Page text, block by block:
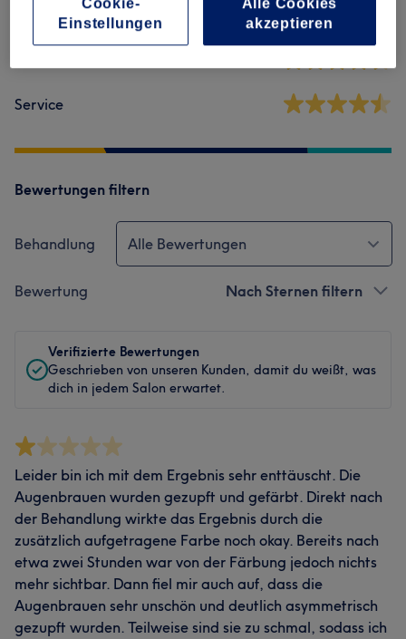
Ambiente
Service
Bewertungen filtern
Behandlung Alle Bewertungen
Bewertung Nach Sternen filtern
Verifizierte Bewertungen
Geschrieben von unseren Kunden, damit du weißt, was
dich in jedem Salon erwartet.
Leider bin ich mit dem Ergebnis sehr enttäuscht. Die
Augenbrauen wurden gezupft und gefärbt. Direkt nach
der Behandlung wirkte das Ergebnis durch die
zusätzlich aufgetragene Farbe noch okay. Bereits nach
etwa zwei Stunden war von der Färbung jedoch nichts
mehr sichtbar. Dann fiel mir auch auf, dass die
Augenbrauen sehr unschön und deutlich asymmetrisch
gezupft wurden. Teilweise sind sie zu schmal, sodass ich
Alle Cookies
akzeptieren
Cookie-
Einstellungen